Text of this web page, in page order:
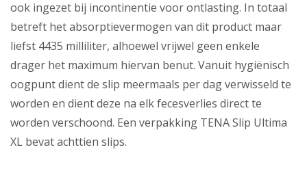
ook ingezet bij incontinentie voor ontlasting. In totaal
betreft het absorptievermogen van dit product maar
liefst 4435 milliliter, alhoewel vrijwel geen enkele
drager het maximum hiervan benut. Vanuit hygiënisch
oogpunt dient de slip meermaals per dag verwisseld te
worden en dient deze na elk fecesverlies direct te
worden verschoond. Een verpakking TENA Slip Ultima
XL bevat achttien slips.